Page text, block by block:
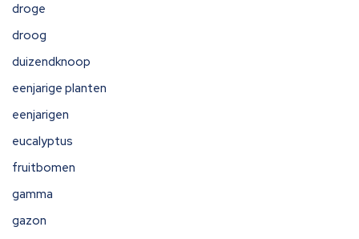
droge
droog
duizendknoop
eenjarige planten
eenjarigen
eucalyptus
fruitbomen
gamma
gazon